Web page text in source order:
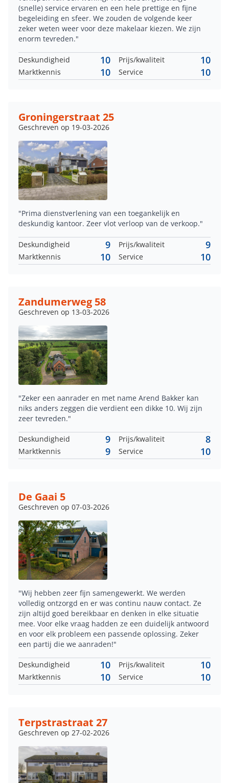
(snelle) service ervaren en een hele prettige en fijne
begeleiding en sfeer. We zouden de volgende keer
zeker weten weer voor deze makelaar kiezen. We zijn
enorm tevreden."
Deskundigheid 10 Prijs/kwaliteit 10
Marktkennis 10 Service 10
Groningerstraat 25
Geschreven op 19-03-2026
"Prima dienstverlening van een toegankelijk en
deskundig kantoor. Zeer vlot verloop van de verkoop."
Deskundigheid 9 Prijs/kwaliteit 9
Marktkennis 10 Service 10
Zandumerweg 58
Geschreven op 13-03-2026
"Zeker een aanrader en met name Arend Bakker kan
niks anders zeggen die verdient een dikke 10. Wij zijn
zeer tevreden."
Deskundigheid 9 Prijs/kwaliteit 8
Marktkennis 9 Service 10
De Gaai 5
Geschreven op 07-03-2026
"Wij hebben zeer fijn samengewerkt. We werden
volledig ontzorgd en er was continu nauw contact. Ze
zijn altijd goed bereikbaar en denken in elke situatie
mee. Voor elke vraag hadden ze een duidelijk antwoord
en voor elk probleem een passende oplossing. Zeker
een partij die we aanraden!"
Deskundigheid 10 Prijs/kwaliteit 10
Marktkennis 10 Service 10
Terpstrastraat 27
Geschreven op 27-02-2026